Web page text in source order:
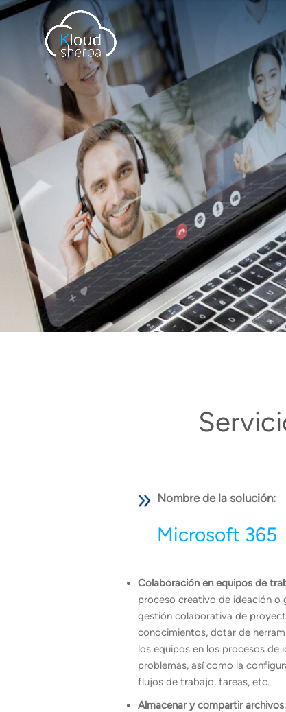
Nombre de la solución:
Microsoft 365
Colaboración en equipos de
proceso creativo de ideación o
gestión colaborativa de
conocimientos, dotar de
los equipos en los procesos de
problemas, así como la
flujos de trabajo, tareas, etc.
Almacenar y compartir archivos